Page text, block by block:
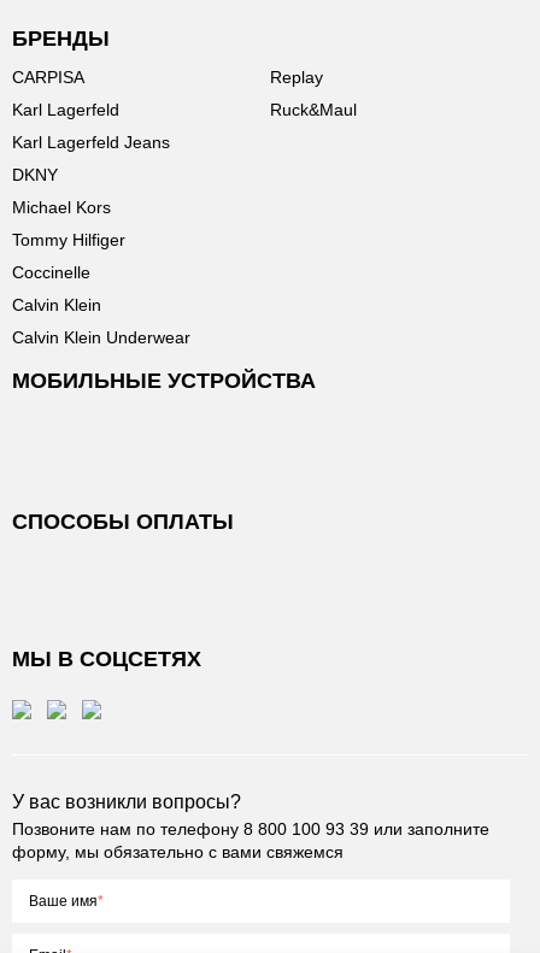
БРЕНДЫ
CARPISA
Karl Lagerfeld
Karl Lagerfeld Jeans
DKNY
Michael Kors
Tommy Hilfiger
Coccinelle
Calvin Klein
Calvin Klein Underwear
Replay
Ruck&Maul
МОБИЛЬНЫЕ УСТРОЙСТВА
СПОСОБЫ ОПЛАТЫ
МЫ В СОЦСЕТЯХ
У вас возникли вопросы?
Позвоните нам по телефону 8 800 100 93 39 или заполните
форму, мы обязательно с вами свяжемся
Ваше имя